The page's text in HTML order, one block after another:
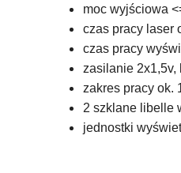
moc wyjściowa
czas pracy laser
czas pracy
zasilanie 2x1,5v,
zakres pracy ok.
2 szklane libelle
jednostki